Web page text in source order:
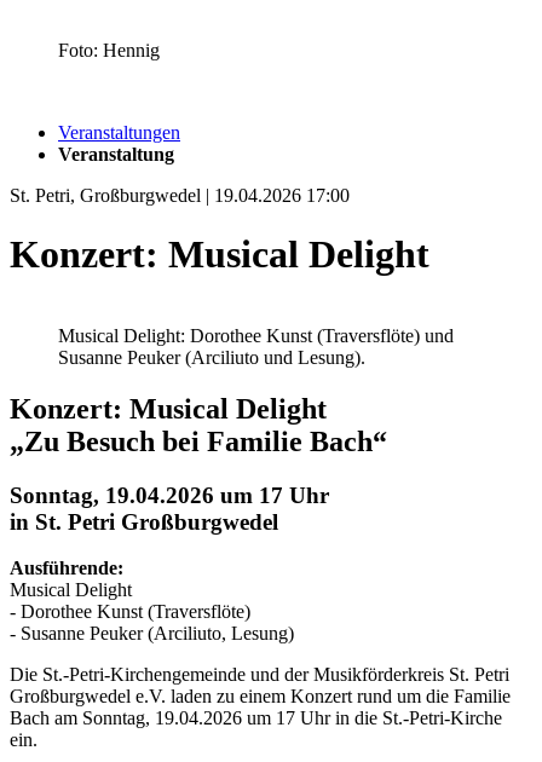
Foto: Hennig
Veranstaltungen
Veranstaltung
St. Petri, Großburgwedel | 19.04.2026 17:00
Konzert: Musical Delight
Musical Delight: Dorothee Kunst (Traversflöte) und
Susanne Peuker (Arciliuto und Lesung).
Konzert: Musical Delight
„Zu Besuch bei Familie Bach“
Sonntag, 19.04.2026 um 17 Uhr
in St. Petri Großburgwedel
Ausführende:
Musical Delight
- Dorothee Kunst (Traversflöte)
- Susanne Peuker (Arciliuto, Lesung)
Die St.-Petri-Kirchengemeinde und der Musikförderkreis St. Petri
Großburgwedel e.V. laden zu einem Konzert rund um die Familie
Bach am Sonntag, 19.04.2026 um 17 Uhr in die St.-Petri-Kirche
ein.